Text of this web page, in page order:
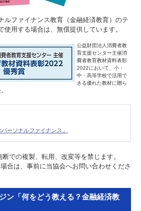
ルファイナンス教育（金融経済教育）のテ
使用する場合は、無償提供しています。
公益財団法人消費者教
育支援センター主催消
費者教育教材資料表彰
2022において、小・
中・高等学校で活用で
きる優れた教材に贈ら
ーソナルファイナンス」
での複製、転用、改変等を禁じます。
合は、事前に当協会へお問い合わせくださ
ン「何をどう教える？金融経済教